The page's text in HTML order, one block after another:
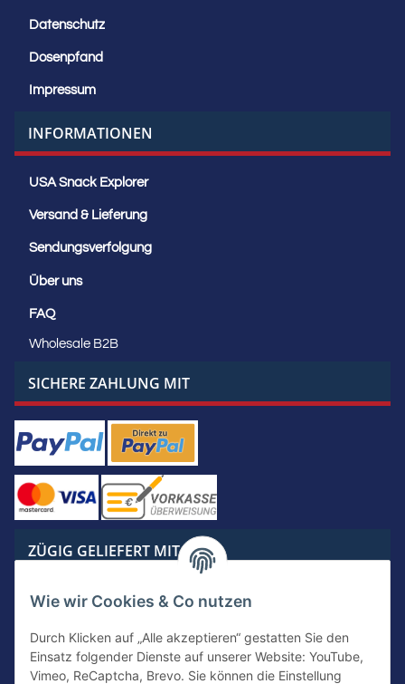
Wie wir Cookies & Co nutzen
Durch Klicken auf „Alle akzeptieren“ gestatten Sie den
Einsatz folgender Dienste auf unserer Website: YouTube,
Vimeo, ReCaptcha, Brevo. Sie können die Einstellung
Datenschutz
Dosenpfand
Impressum
INFORMATIONEN
USA Snack Explorer
Versand & Lieferung
Sendungsverfolgung
Über uns
FAQ
Wholesale B2B
SICHERE ZAHLUNG MIT
ZÜGIG GELIEFERT MIT
KONTAKTIERE UNS